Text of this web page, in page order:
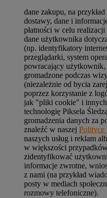
dane zakupu, na
dostawy, dane i
płatności w celu
dane użytkownika
(np. identyfikatory
przeglądarki, system
powracający użytkownik,
gromadzone podczas
(niezależnie od bycia
poprzez korzystanie z
jak "pliki cookie" i
technologię Piksela
gromadzenia danych za
znaleźć w naszej Polityce
naszych usług i reklam
w większości
zidentyfikować
informacje zwrotne,
z nami (na przykład
posty w mediach
rozmowy telefoniczne).